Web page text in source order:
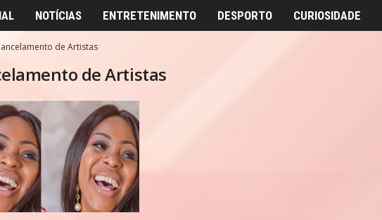
NOTÍCIAS ENTRETENIMENTO DESPORTO CURIOSIDADE
de Artistas
de Artistas